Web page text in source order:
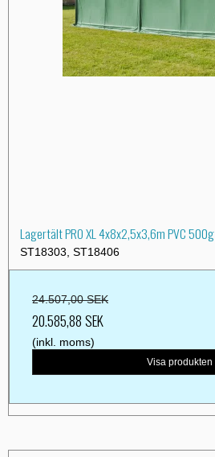
Lagertält PRO XL 4x8x2,5x3,6m PVC 500g
ST18303, ST18406
24.507,00 SEK
20.585,88 SEK
(inkl. moms)
Visa produkten